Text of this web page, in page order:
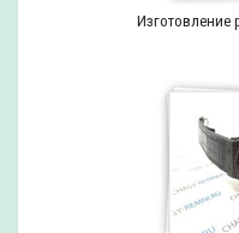
Изготовление